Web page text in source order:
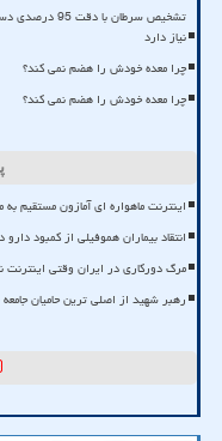
تشخیص سرطان
نیاز دارد
چرا معده خودش را هضم نمی کند؟
چرا معده خودش را هضم نمی کند؟
اینترنت ماهواره ای آمازون مستقیم
انتقاد بیماران هموفیلی از کمبود
مرگ دورکاری در ایران وقتی اینترنت
رهبر شهید از اصلی ترین حامیان